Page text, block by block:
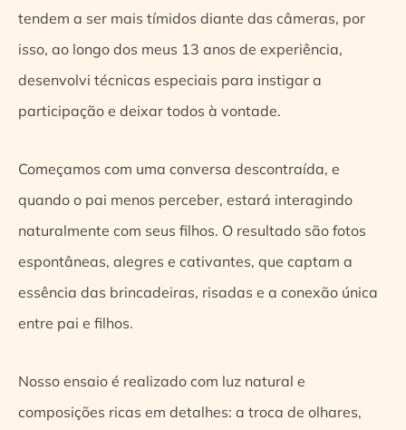
tendem a ser mais tímidos diante das câmeras, por
isso, ao longo dos meus 13 anos de experiência,
desenvolvi técnicas especiais para instigar a
participação e deixar todos à vontade.
Começamos com uma conversa descontraída, e
quando o pai menos perceber, estará interagindo
naturalmente com seus filhos. O resultado são fotos
espontâneas, alegres e cativantes, que captam a
essência das brincadeiras, risadas e a conexão única
entre pai e filhos.
Nosso ensaio é realizado com luz natural e
composições ricas em detalhes: a troca de olhares,